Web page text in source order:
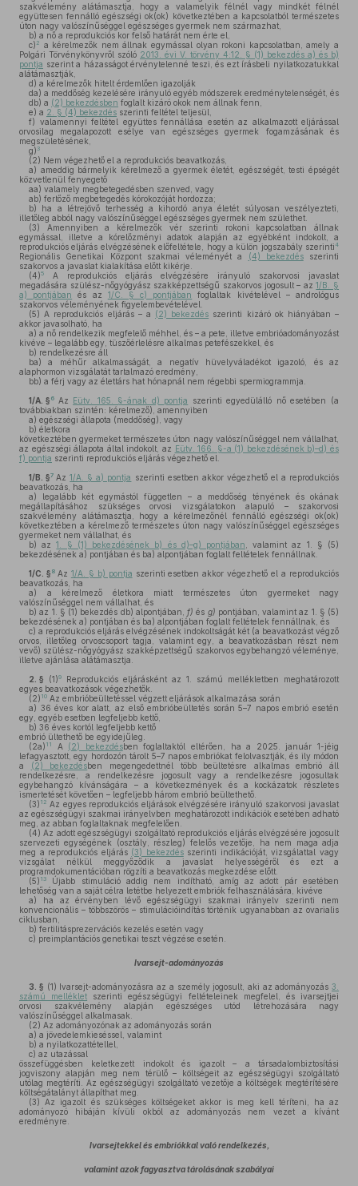
szakvélemény alátámasztja, hogy a valamelyik félnél vagy mindkét félnél
együttesen fennálló egészségi ok(ok) következtében a kapcsolatból természetes
úton nagy valószínűséggel egészséges gyermek nem származhat,
b) a nő a reprodukciós kor felső határát nem érte el,
c) 2
a kérelmezők nem állnak egymással olyan rokoni kapcsolatban, amely a
Polgári Törvénykönyvről szóló 2013. évi V. törvény 4:12. § (1) bekezdés a) és b)
pontja szerint a házasságot érvénytelenné teszi, és ezt írásbeli nyilatkozatukkal
alátámasztják,
d) a kérelmezők hitelt érdemlően igazolják
da) a meddőség kezelésére irányuló egyéb módszerek eredménytelenségét, és
db) a (2) bekezdésben foglalt kizáró okok nem állnak fenn,
e) a 2. § (4) bekezdés szerinti feltétel teljesül,
f) valamennyi feltétel együttes fennállása esetén az alkalmazott eljárással
orvosilag megalapozott esélye van egészséges gyermek fogamzásának és
megszületésének,
g) 3
(2) Nem végezhető el a reprodukciós beavatkozás,
a) ameddig bármelyik kérelmező a gyermek életét, egészségét, testi épségét
közvetlenül fenyegető
aa) valamely megbetegedésben szenved, vagy
ab) fertőző megbetegedés kórokozóját hordozza;
b) ha a létrejövő terhesség a kihordó anya életét súlyosan veszélyezteti,
illetőleg abból nagy valószínűséggel egészséges gyermek nem születhet.
(3) Amennyiben a kérelmezők vér szerinti rokoni kapcsolatban állnak
egymással, illetve a kórelőzményi adatok alapján az egyébként indokolt, a
reprodukciós eljárás elvégzésének előfeltétele, hogy a külön jogszabály szerinti4
Regionális Genetikai Központ szakmai véleményét a (4) bekezdésszerinti
szakorvos a javaslat kialakítása előtt kikérje.
(4)5
A reprodukciós eljárás elvégzésére irányuló szakorvosi javaslat
megadására szülész-nőgyógyász szakképzettségű szakorvos jogosult – az1/B. §
a) pontjában és az 1/C. § c) pontjában
foglaltak kivételével – andrológus
szakorvos véleményének figyelembevételével.
(5) A reprodukciós eljárás – a (2) bekezdés szerinti kizáró ok hiányában –
akkor javasolható, ha
a) a nő rendelkezik megfelelő méhhel, és – a pete, illetve embrióadományozást
kivéve – legalább egy, tüszőérlelésre alkalmas petefészekkel, és
b) rendelkezésre áll
ba) a méhűr alkalmasságát, a negatív hüvelyváladékot igazoló, és az
alaphormon vizsgálatát tartalmazó eredmény,
bb) a férj vagy az élettárs hat hónapnál nem régebbi spermiogrammja.
1/A. § 6 Az Eütv. 165. §-ának d) pontja
szerinti egyedülálló nő esetében (a
továbbiakban szintén: kérelmező), amennyiben
a) egészségi állapota (meddőség), vagy
b) életkora
következtében gyermeket természetes úton nagy valószínűséggel nem vállalhat,
az egészségi állapota által indokolt, az Eütv. 166. §-a (1) bekezdésének b)–d) és
f) pontja szerinti reprodukciós eljárás végezhető el.
1/B. §7 Az1/A. § a) pontja szerinti esetben akkor végezhető el a reprodukciós
beavatkozás, ha
a) legalább két egymástól független – a meddőség tényének és okának
megállapításához szükséges orvosi vizsgálatokon alapuló – szakorvosi
szakvélemény alátámasztja, hogy a kérelmezőnél fennálló egészségi ok(ok)
következtében a kérelmező természetes úton nagy valószínűséggel egészséges
gyermeket nem vállalhat, és
b) az1. § (1) bekezdésének b) és d)–g) pontjában , valamint az 1. § (5)
bekezdésének a) pontjában és ba) alpontjában foglalt feltételek fennállnak.
1/C. § 8 Az 1/A. § b) pontja szerinti esetben akkor végezhető el a reprodukciós
beavatkozás, ha
a) a kérelmező életkora miatt természetes úton gyermeket nagy
valószínűséggel nem vállalhat, és
b) az 1. § (1) bekezdés db) alpontjában, f) és g) pontjában, valamint az 1. § (5)
bekezdésének a) pontjában és ba) alpontjában foglalt feltételek fennállnak, és
c) a reprodukciós eljárás elvégzésének indokoltságát két (a beavatkozást végző
orvos, illetőleg orvoscsoport tagja, valamint egy, a beavatkozásban részt nem
vevő) szülész-nőgyógyász szakképzettségű szakorvos egybehangzó véleménye,
illetve ajánlása alátámasztja.
2. § (1)9
Reprodukciós eljárásként az 1. számú mellékletben meghatározott
egyes beavatkozások végezhetők.
(2) 10 Az embrióbeültetéssel végzett eljárások alkalmazása során
a) 36 éves kor alatt, az első embrióbeültetés során 5–7 napos embrió esetén
egy, egyéb esetben legfeljebb kettő,
b) 36 éves kortól legfeljebb kettő
embrió ültethető be egyidejűleg.
(2a) 11 A (2) bekezdésben foglaltaktól eltérően, ha a 2025. január 1-jéig
lefagyasztott, egy hordozón tárolt 5–7 napos embriókat felolvasztják, és ily módon
a
(2) bekezdésben megengedettnél több beültetésre alkalmas embrió áll
rendelkezésre, a rendelkezésre jogosult vagy a rendelkezésre jogosultak
egybehangzó kívánságára – a következmények és a kockázatok részletes
ismertetését követően – legfeljebb három embrió beültethető.
(3) 12 Az egyes reprodukciós eljárások elvégzésére irányuló szakorvosi javaslat
az egészségügyi szakmai irányelvben meghatározott indikációk esetében adható
meg, az abban foglaltaknak megfelelően.
(4) Az adott egészségügyi szolgáltató reprodukciós eljárás elvégzésére jogosult
szervezeti egységének (osztály, részleg) felelős vezetője, ha nem maga adja
meg a reprodukciós eljárás (3) bekezdésszerinti indikációját, vizsgálattal vagy
vizsgálat nélkül meggyőződik a javaslat helyességéről és ezt a
programdokumentációban rögzíti a beavatkozás megkezdése előtt.
(5) 13
Újabb stimuláció addig nem indítható, amíg az adott pár esetében
lehetőség van a saját célra letétbe helyezett embriók felhasználására, kivéve
a) ha az érvényben lévő egészségügyi szakmai irányelv szerinti nem
konvencionális – többszörös – stimulációindítás történik ugyanabban az ovarialis
ciklusban,
b) fertilitásprezervációs kezelés esetén vagy
c) preimplantációs genetikai teszt végzése esetén.
Ivarsejt-adományozás
3. § (1) Ivarsejt-adományozásra az a személy jogosult, aki az adományozás3.
számú melléklet szerinti egészségügyi feltételeinek megfelel, és ivarsejtjei
orvosi szakvélemény alapján egészséges utód létrehozására nagy
valószínűséggel alkalmasak.
(2) Az adományozónak az adományozás során
a) a jövedelemkieséssel, valamint
b) a nyilatkozattétellel,
c) az utazással
összefüggésben keletkezett indokolt és igazolt – a társadalombiztosítási
jogviszony alapján meg nem térülő – költségeit az egészségügyi szolgáltató
utólag megtéríti. Az egészségügyi szolgáltató vezetője a költségek megtérítésére
költségátalányt állapíthat meg.
(3) Az igazolt és szükséges költségeket akkor is meg kell téríteni, ha az
adományozó hibáján kívüli okból az adományozás nem vezet a kívánt
eredményre.
Ivarsejtekkel és embriókkal való rendelkezés,
valamint azok fagyasztva tárolásának szabályai